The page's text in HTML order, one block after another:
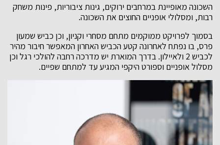
השכונה מאופיינת במרחבים ירוקים, גינות ציבוריות, פינות משחק
רבות, ומסלולי אופניים החוצים את השכונה.
בסמוך לפרויקט ממוקמים מתחם מסחרי וקניון, וכן כביש שמעון
פרס, בו נפתח לאחרונה קטע הכביש האחרון המאפשר חיבור מהיר
לכביש 2 ולאיילון. בדרך המוארת יש מדרכה רחבה להולכי רגל וכן
מסלול אופניים וספורט היקפי המגיע עד למתחם שפיים.